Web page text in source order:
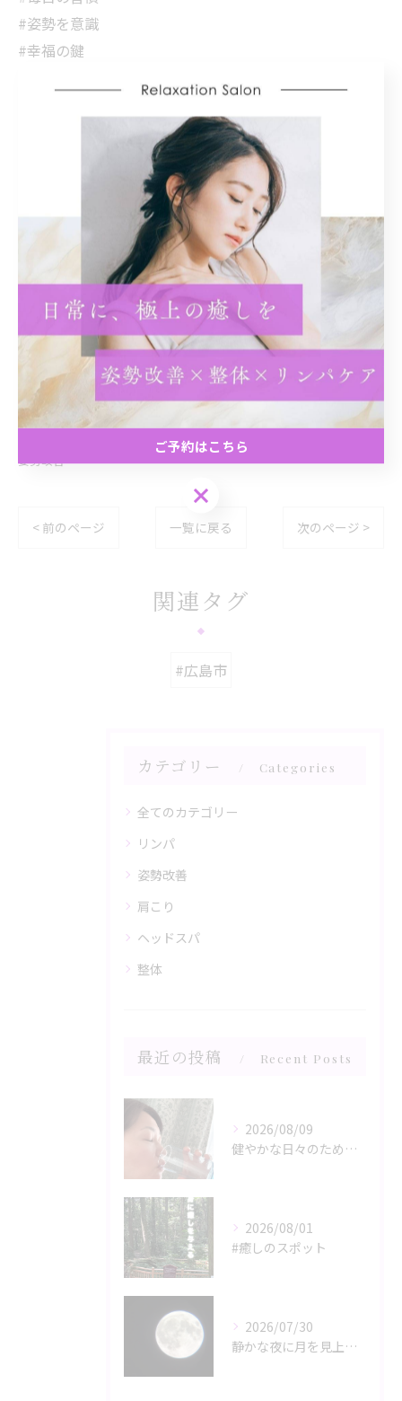
#姿勢を意識
#幸福の鍵
#ポジティブライフスタイル
#深呼吸
#エネルギーアップ
#健康生活
#広島市
広島市で姿勢改善に取り組む
姿勢改善
< 前のページ 一覧に戻る 次のページ >
関連タグ
#広島市
カテゴリー Categories
全てのカテゴリー
リンパ
姿勢改善
肩こり
ヘッドスパ
整体
最近の投稿 Recent Posts
2026/08/09
健やかな日々のために🌿
2026/08/01
#癒しのスポット
2026/07/30
静かな夜に月を見上げるひととき、心と体がリラックスモードに誘...
ご予約はこちら
ご予約はこちら